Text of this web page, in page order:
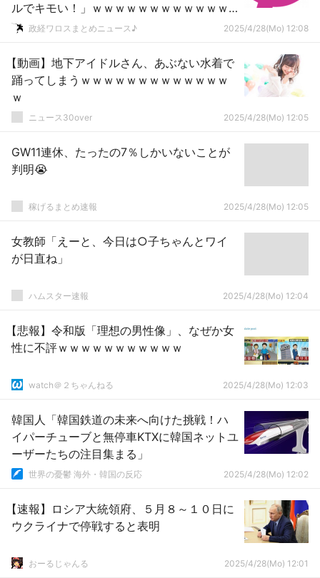
ルでキモい！」ｗｗｗｗｗｗｗｗｗｗｗｗ
ｗｗｗｗｗｗｗ
政経ワロスまとめニュース♪ 2025/4/28(Mo) 12:08
【動画】地下アイドルさん、あぶない水着で
踊ってしまうｗｗｗｗｗｗｗｗｗｗｗｗｗ
ｗ
ニュース30over 2025/4/28(Mo) 12:05
GW11連休、たったの7％しかいないことが
判明😭
稼げるまとめ速報 2025/4/28(Mo) 12:05
女教師「えーと、今日は○子ちゃんとワイ
が日直ね」
ハムスター速報 2025/4/28(Mo) 12:04
【悲報】令和版「理想の男性像」、なぜか女
性に不評ｗｗｗｗｗｗｗｗｗｗｗ
watch＠２ちゃんねる 2025/4/28(Mo) 12:03
韓国人「韓国鉄道の未来へ向けた挑戦！ハ
イパーチューブと無停車KTXに韓国ネットユ
ーザーたちの注目集まる」
世界の憂鬱 海外・韓国の反応 2025/4/28(Mo) 12:02
【速報】ロシア大統領府、５月８～１０日に
ウクライナで停戦すると表明
おーるじゃんる 2025/4/28(Mo) 12:01